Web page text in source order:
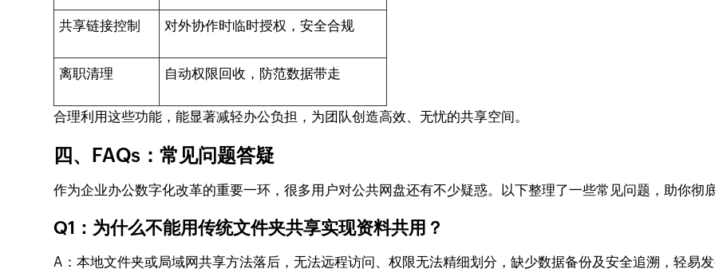
共享链接控制 对外协作时临时授权，安全合规
离职清理 自动权限回收，防范数据带走
合理利用这些功能，能显著减轻办公负担，为团队创造高效、无忧的共享空间。
四、FAQs：常见问题答疑
作为企业办公数字化改革的重要一环，很多用户对公共网盘还有不少疑惑。以下整理了一些常见问题，助你彻
Q1：为什么不能用传统文件夹共享实现资料共用？
A：本地文件夹或局域网共享方法落后，无法远程访问、权限无法精细划分，缺少数据备份及安全追溯，轻易